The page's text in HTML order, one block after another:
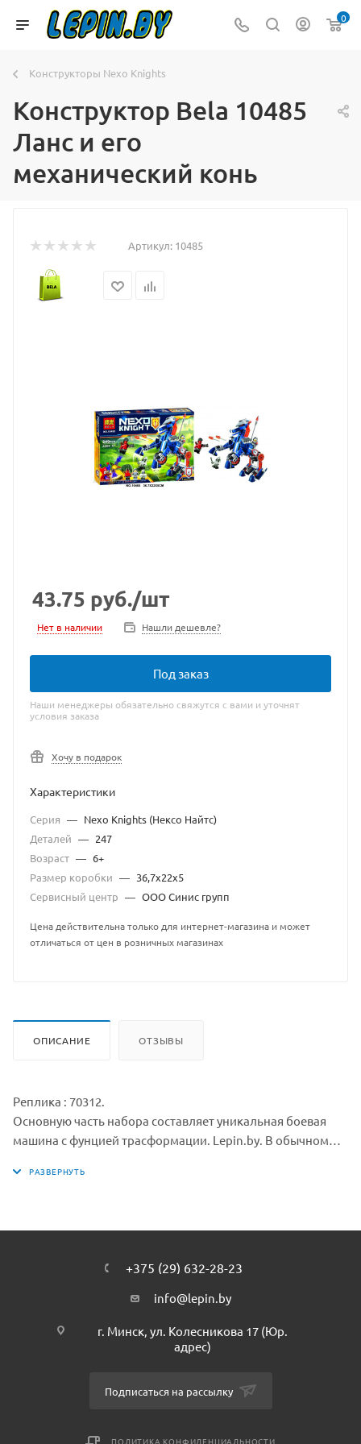
0
Конструкторы Nexo Knights
Конструктор Bela 10485
Ланс и его
механический конь
Артикул: 10485
43.75 руб./шт
Нет в наличии Нашли дешевле?
Под заказ
Наши менеджеры обязательно свяжутся с вами и уточнят
условия заказа
Хочу в подарок
Характеристики
Серия — Nexo Knights (Нексо Найтс)
Деталей — 247
Возраст — 6+
Размер коробки — 36,7х22х5
Сервисный центр — ООО Синис групп
Цена действительна только для интернет-магазина и может
отличаться от цен в розничных магазинах
ОПИСАНИЕ ОТЗЫВЫ
Реплика : 70312.
Основную часть набора составляет уникальная боевая
машина с фунцией трасформации. Lepin.by. В обычном
(14х23х11), главной особенностью которого являются
бронированный корпус. Спереди и сзади машины
появляются большие колёса. Размер скоростного
3 минифигурки с оружием и бронёй: Ланс Ричмонд, бот-
оруженосец Деннис и Огнеметатель; щит для
+375 (29) 632-28-23
info@lepin.by
г. Минск, ул. Колесникова 17 (Юр.
адрес)
Подписаться на рассылку
ПОЛИТИКА КОНФИДЕНЦИАЛЬНОСТИ